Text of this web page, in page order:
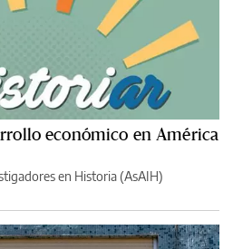
económico en América
en Historia (AsAIH)